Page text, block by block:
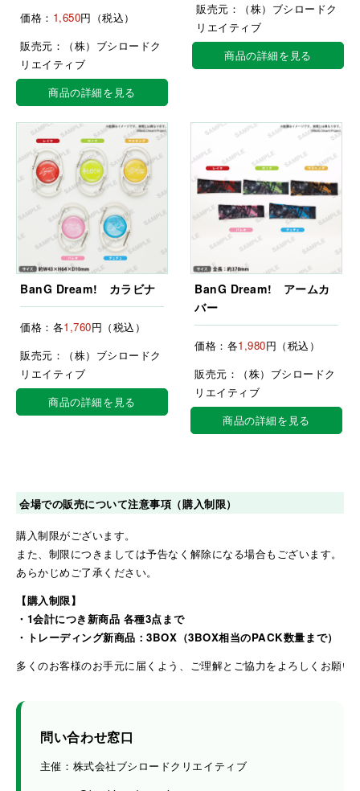
価格： 1,650円（税込）
販売元：（株）ブシロードク
リエイティブ
商品の詳細を見る
販売元：（株）ブシロードク
リエイティブ
商品の詳細を見る
BanG Dream! カラビナ
価格：各1,760円（税込）
販売元：（株）ブシロードク
リエイティブ
商品の詳細を見る
BanG Dream! アームカ
バー
価格：各1,980円（税込）
販売元：（株）ブシロードク
リエイティブ
商品の詳細を見る
会場での販売について注意事項（購入制限）
購入制限がございます。
また、制限につきましては予告なく解除になる場合もございます。
あらかじめご了承ください。
【購入制限】
・1会計につき新商品 各種3点まで
・トレーディング新商品：3BOX（3BOX相当のPACK数量まで）
多くのお客様のお手元に届くよう、ご理解とご協力をよろしくお願い
問い合わせ窓口
主催：株式会社ブシロードクリエイティブ